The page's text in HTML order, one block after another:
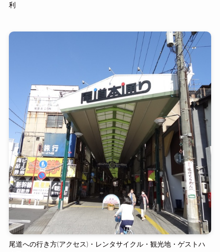
利
尾道への行き方(アクセス)・レンタサイクル・観光地・ゲストハ